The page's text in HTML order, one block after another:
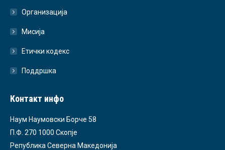
Организација
Мисија
Етички кодекс
Поддршка
Контакт инфо
Наум Наумовски Борче 58
П.Ф. 270 1000 Скопје
Република Северна Македонија